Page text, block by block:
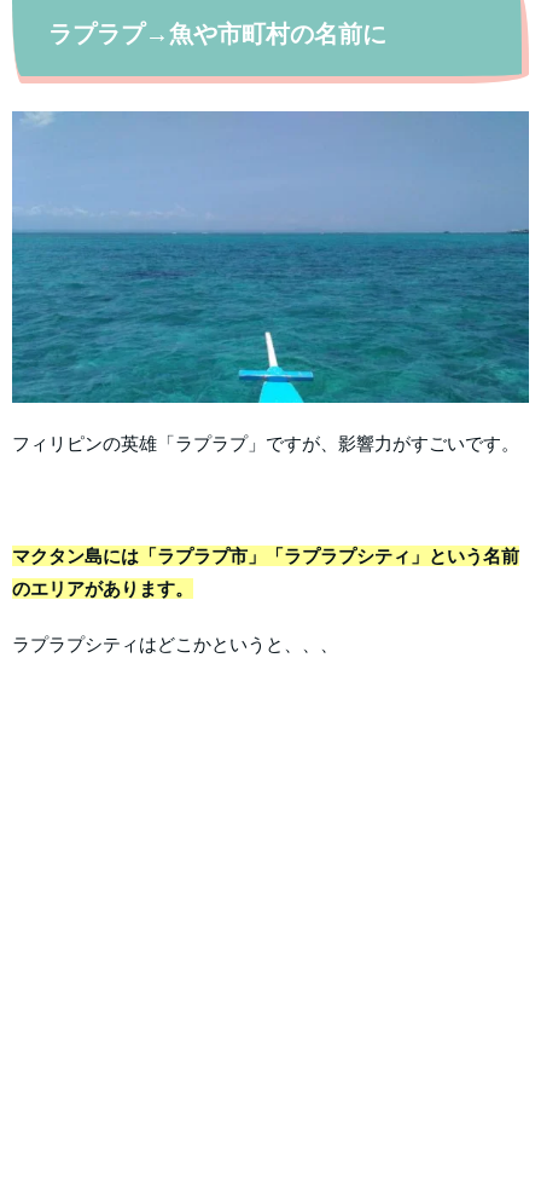
ラプラプ→魚や市町村の名前に
フィリピンの英雄「ラプラプ」ですが、影響力がすごいです。
マクタン島には「ラプラプ市」「ラプラプシティ」という名前
のエリアがあります。
ラプラプシティはどこかというと、、、